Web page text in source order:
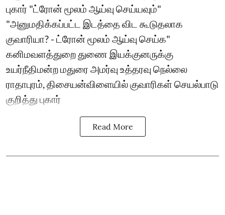
புகார் "ட்ரோன் மூலம் ஆய்வு செய்யவும்"
"அனுமதிக்கப்பட்ட இடத்தை விட கூடுதலாக
குவாரியா? - ட்ரோன் மூலம் ஆய்வு செய்க"
கனிமவளத்துறை துணை இயக்குனருக்கு
உயர்நீதிமன்ற மதுரை அமர்வு உத்தரவு நெல்லை
ராதாபுரம், திசையன்விளையில் குவாரிகள் செயல்பாடு
குறித்து புகார்
Read More